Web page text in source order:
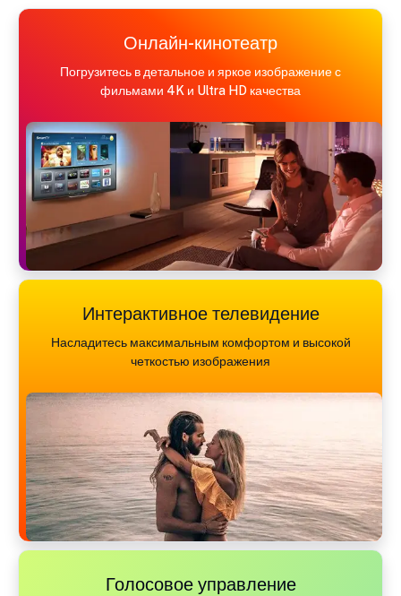
Онлайн-кинотеатр
Погрузитесь в детальное и яркое изображение с
фильмами 4K и Ultra HD качества
Интерактивное телевидение
Насладитесь максимальным комфортом и высокой
четкостью изображения
Голосовое управление